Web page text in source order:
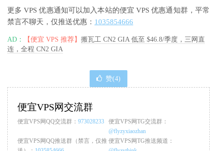
更多 VPS 优惠通知可以加入本站的便宜 VPS 优惠通知群，平常
禁言不聊天，仅推送优惠： 1035854666
AD： 【便宜 VPS 推荐】 搬瓦工 CN2 GIA 低至 $46.8/季度，三网直
连，全程 CN2 GIA
赞(4)
便宜VPS网交流群
便宜VPS网QQ交流群： 973028233
便宜VPS网TG交流群：
@flyzyxiaozhan
便宜VPS网QQ推送群（禁言，仅推 便宜VPS网TG推送频道：